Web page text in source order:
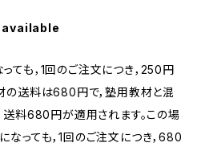
ても，1回のご注文につき，250円
の送料は680円で，塾用教材と混
送料680円が適用されます。この場
なっても，1回のご注文につき，680